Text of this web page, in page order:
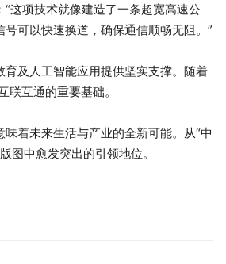
这项技术就像建造了一条超宽高速公
可以快速换道，确保通信顺畅无阻。”
及人工智能应用提供坚实支撑。随着
互通的重要基础。
着未来生活与产业的全新可能。从“中
图中愈发突出的引领地位。